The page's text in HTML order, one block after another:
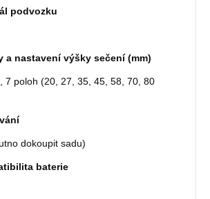
podvozku
a nastavení výšky sečení (mm)
7 poloh (20, 27, 35, 45, 58, 70, 80
dokoupit sadu)
baterie